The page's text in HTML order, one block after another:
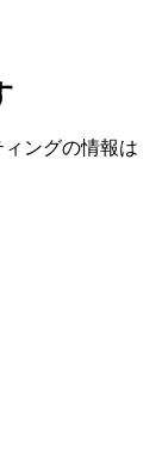
ングの情報は